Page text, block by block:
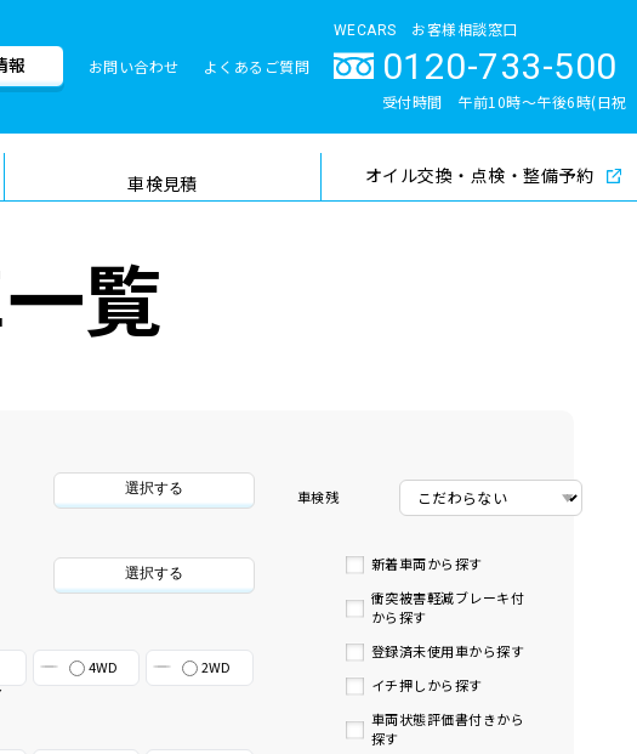
検索
報 お問い合わせ よくあるご質問
WECARS お客様相談窓口
0120-733-500
受付時間 午前10時〜午後6時(日祝
車検見積
品質管理とサポート体制
オイル交換・点検・整備予約
覧
選択する
選択する
4WD 2WD
車検残
新着車両から探す
衝突被害軽減ブレーキ付
から探す
登録済未使用車から探す
イチ押しから探す
車両状態評価書付きから
探す